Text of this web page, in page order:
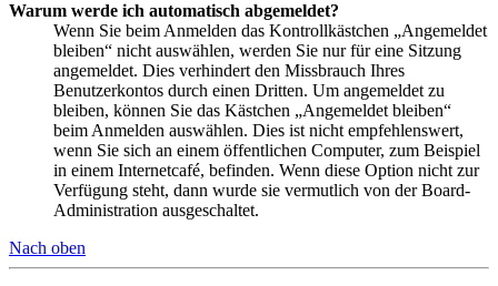
Warum werde ich automatisch abgemeldet?
Wenn Sie beim Anmelden das Kontrollkästchen „Angemeldet
bleiben“ nicht auswählen, werden Sie nur für eine Sitzung
angemeldet. Dies verhindert den Missbrauch Ihres
Benutzerkontos durch einen Dritten. Um angemeldet zu
bleiben, können Sie das Kästchen „Angemeldet bleiben“
beim Anmelden auswählen. Dies ist nicht empfehlenswert,
wenn Sie sich an einem öffentlichen Computer, zum Beispiel
in einem Internetcafé, befinden. Wenn diese Option nicht zur
Verfügung steht, dann wurde sie vermutlich von der Board-
Administration ausgeschaltet.
Nach oben